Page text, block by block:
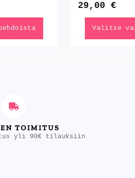
29,00 €
Valitse
TOIMITUS
yli 90€ tilauksiin